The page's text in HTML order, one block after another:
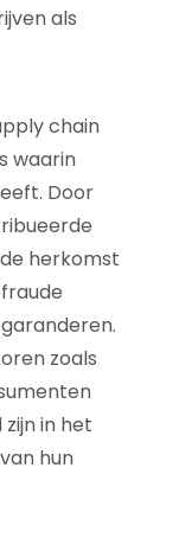
als
chain
waarin
Door
herkomst
zoals
in het
hun